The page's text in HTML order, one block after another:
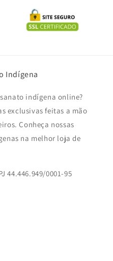
Indígena
indígena online?
exclusivas feitas a mão
Conheça nossas
na melhor loja de
44.446.949/0001-95